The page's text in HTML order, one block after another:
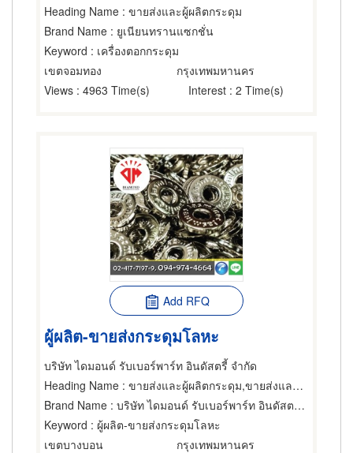
Heading Name : ขายส่งและผู้ผลิตกระดุม
Brand Name : ยูเนียนทรานแซกชั่น
Keyword : เครื่องตอกกระดุม
เขตจอมทอง
กรุงเทพมหานคร
Views : 4963 Time(s) Interest : 2 Time(s)
Add RFQ
ผู้ผลิต-ขายส่งกระดุมโลหะ
บริษัท ไดมอนด์ รับเบอร์พาร์ท อินดัสตรี้ จำกัด
Heading Name : ขายส่งและผู้ผลิตกระดุม,ขายส่งและผู้ผลิตกระดุม,เครื่องปั๊มกระดุม
Brand Name : บริษัท ไดมอนด์ รับเบอร์พาร์ท อินดัสตรี้ จำกัด
Keyword : ผู้ผลิต-ขายส่งกระดุมโลหะ
เขตบางบอน
กรุงเทพมหานคร